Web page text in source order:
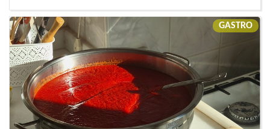
GASTRO